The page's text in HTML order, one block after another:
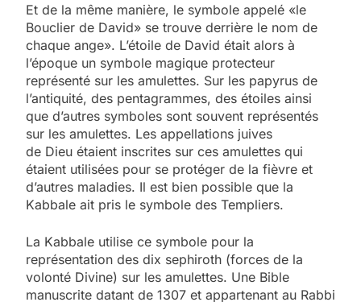
Et de la même manière, le symbole appelé «le
Bouclier de David» se trouve derrière le nom de
chaque ange». L’étoile de David était alors à
l’époque un symbole magique protecteur
représenté sur les amulettes. Sur les papyrus de
l’antiquité, des pentagrammes, des étoiles ainsi
que d’autres symboles sont souvent représentés
sur les amulettes. Les appellations juives
de Dieu étaient inscrites sur ces amulettes qui
étaient utilisées pour se protéger de la fièvre et
d’autres maladies. Il est bien possible que la
Kabbale ait pris le symbole des Templiers.
La Kabbale utilise ce symbole pour la
représentation des dix sephiroth (forces de la
volonté Divine) sur les amulettes. Une Bible
manuscrite datant de 1307 et appartenant au Rabbi